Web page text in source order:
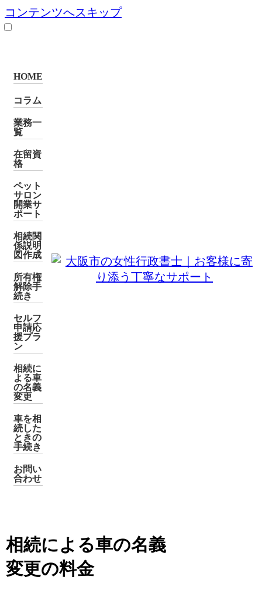
コンテンツへスキップ
HOME
コラム
業務一
覧
在留資
格
ペット
サロン
開業サ
ポート
相続関
係説明
図作成
所有権
解除手
続き
セルフ
申請応
援プラ
ン
相続に
よる車
の名義
変更
車を相
続した
ときの
手続き
お問い
合わせ
相続による車の名義
変更の料金